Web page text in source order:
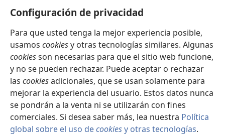
Configuración de privacidad
Para que usted tenga la mejor experiencia posible,
usamos cookiesy otras tecnologías similares. Algunas
cookiesson necesarias para que el sitio web funcione,
y no se pueden rechazar. Puede aceptar o rechazar
las cookiesadicionales, que se usan solamente para
mejorar la experiencia del usuario. Estos datos nunca
se pondrán a la venta ni se utilizarán con fines
comerciales. Si desea saber más, lea nuestra Política
global sobre el uso decookiesy otras tecnologías.
Oraqpachat yatiyäwinaka
Donacionanaka
(opens
window)INTERNETANKIR BIBLIOTECA
(opens
new
window)JW Hub ®
(opens
new
window)